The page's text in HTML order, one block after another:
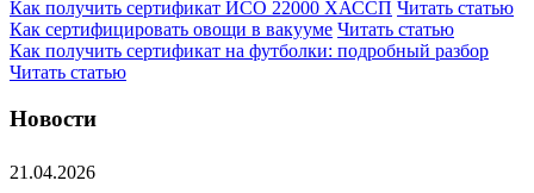
Как получить сертификат ИСО 22000 ХАССП Читать статью
Как сертифицировать овощи в вакууме Читать статью
Как получить сертификат на футболки: подробный разбор
Читать статью
Новости
21.04.2026